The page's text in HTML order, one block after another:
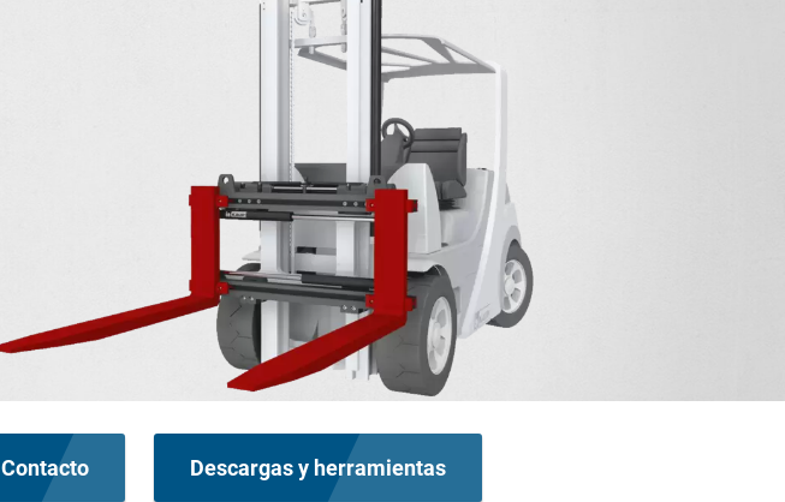
Contacto Descargas y herramientas